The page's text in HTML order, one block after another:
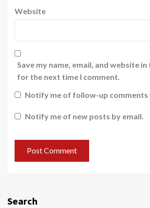
Website
Save my name, email, and website
for the next time I comment.
Notify me of follow-up comments
Notify me of new posts by email.
Search